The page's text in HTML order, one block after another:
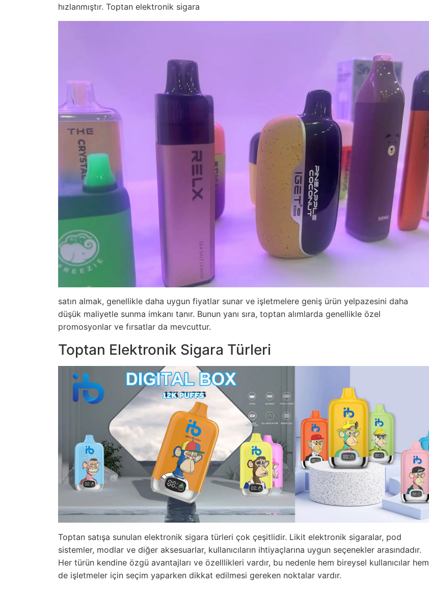
hızlanmıştır. Toptan elektronik sigara
satın almak, genellikle daha uygun fiyatlar sunar ve işletmelere geniş ürün yelpazesini daha
düşük maliyetle sunma imkanı tanır. Bunun yanı sıra, toptan alımlarda genellikle özel
promosyonlar ve fırsatlar da mevcuttur.
Toptan Elektronik Sigara Türleri
Toptan satışa sunulan elektronik sigara türleri çok çeşitlidir. Likit elektronik sigaralar, pod
sistemler, modlar ve diğer aksesuarlar, kullanıcıların ihtiyaçlarına uygun seçenekler arasındadır.
Her türün kendine özgü avantajları ve özelllikleri vardır, bu nedenle hem bireysel kullanıcılar hem
de işletmeler için seçim yaparken dikkat edilmesi gereken noktalar vardır.